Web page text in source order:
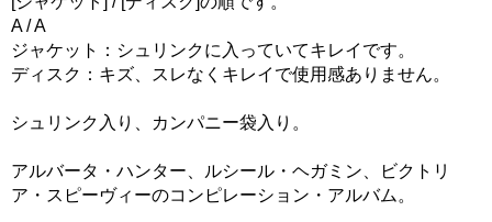
A / A
ジャケット：シュリンクに入っていてキレイです。
ディスク：キズ、スレなくキレイで使用感ありません。
シュリンク入り、カンパニー袋入り。
アルバータ・ハンター、ルシール・ヘガミン、ビクトリ
ア・スピーヴィーのコンピレーション・アルバム。